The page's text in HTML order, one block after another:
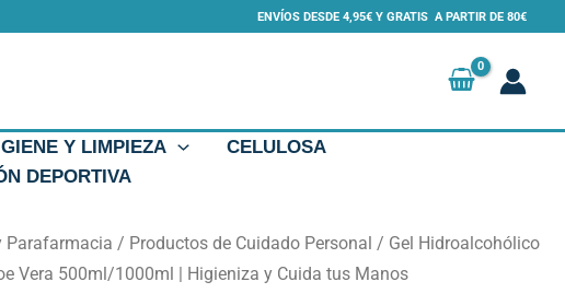
ENVÍOS DESDE 4,95€ Y GRATIS A PARTIR DE 80€
Y LIMPIEZA
CELULOSA
DEPORTIVA
Parafarmacia / Productos de Cuidado Personal / Gel Hidroalcohólico
Vera 500ml/1000ml | Higieniza y Cuida tus Manos